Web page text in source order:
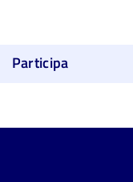
Participa